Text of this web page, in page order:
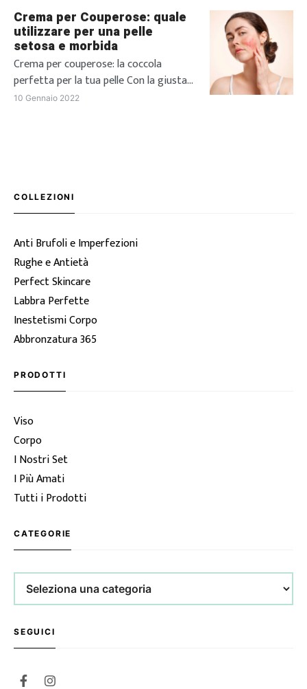
esperti per scegliere quella più adatta
alle tue esigenze. La rosacea è un
arrossamento della pelle del viso
particolarmente frequente nelle donne
dalla pelle molto chiara. Si tratta di un
[…]
Crema per Couperose: quale
utilizzare per una pelle
setosa e morbida
Crema per couperose: la coccola
perfetta per la tua pelle Con la giusta
crema per couperose possiamo
l’inverno è proprio il periodo ideale per
dedicarci alla […]
10 Gennaio 2022
COLLEZIONI
Anti Brufoli e Imperfezioni
Rughe e Antietà
Perfect Skincare
Labbra Perfette
Inestetismi Corpo
Abbronzatura 365
PRODOTTI
Viso
Corpo
I Nostri Set
I Più Amati
Tutti i Prodotti
CATEGORIE
Categorie
SEGUICI